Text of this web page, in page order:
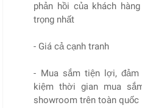
phản hồi của khách
trọng nhất
- Giá cả cạnh tranh
- Mua sắm tiện lợi,
kiệm thời gian mua
showroom trên toàn quốc